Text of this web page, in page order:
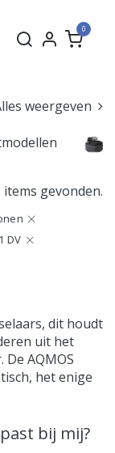
0
weergeven
items gevonden.
DV
dit houdt
uit het
AQMOS
het enige
bij mij?